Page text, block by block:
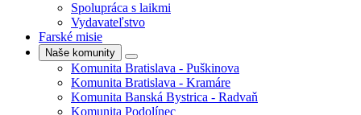
Spolupráca s laikmi
Vydavateľstvo
Farské misie
Naše komunity
Komunita Bratislava - Puškinova
Komunita Bratislava - Kramáre
Komunita Banská Bystrica - Radvaň
Komunita Podolínec